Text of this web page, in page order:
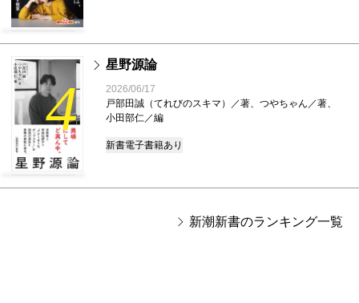
4
星野源論
2026/06/17
戸部田誠（てれびのスキマ）／著、つやちゃん／著、
小田部仁／編
新書電子書籍あり
新潮新書のランキング一覧